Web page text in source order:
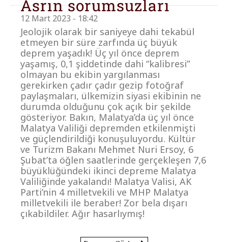
Asrın sorumsuzları
12 Mart 2023 - 18:42
Jeolojik olarak bir saniyeye dahi tekabül
etmeyen bir süre zarfında üç büyük
deprem yaşadık! Üç yıl önce deprem
yaşamış, 0,1 şiddetinde dahi “kalibresi”
olmayan bu ekibin yargılanması
gerekirken çadır çadır gezip fotoğraf
paylaşmaları, ülkemizin siyasi ekibinin ne
durumda olduğunu çok açık bir şekilde
gösteriyor. Bakın, Malatya’da üç yıl önce
Malatya Valiliği depremden etkilenmişti
ve güçlendirildiği konuşuluyordu. Kültür
ve Turizm Bakanı Mehmet Nuri Ersoy, 6
Şubat’ta öğlen saatlerinde gerçekleşen 7,6
büyüklüğündeki ikinci depreme Malatya
Valiliğinde yakalandı! Malatya Valisi, AK
Parti’nin 4 milletvekili ve MHP Malatya
milletvekili ile beraber! Zor bela dışarı
çıkabildiler. Ağır hasarlıymış!